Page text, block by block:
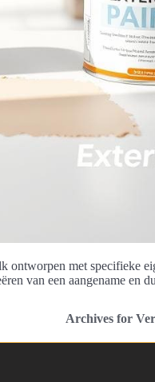
ontworpen met
van een aangename
Archives for